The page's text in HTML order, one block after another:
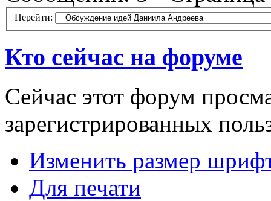
Перейти:
Кто сейчас на форуме
Сейчас этот форум
зарегистрированных
Изменить размер
Для печати